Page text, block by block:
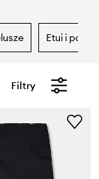
etui i
Filtry